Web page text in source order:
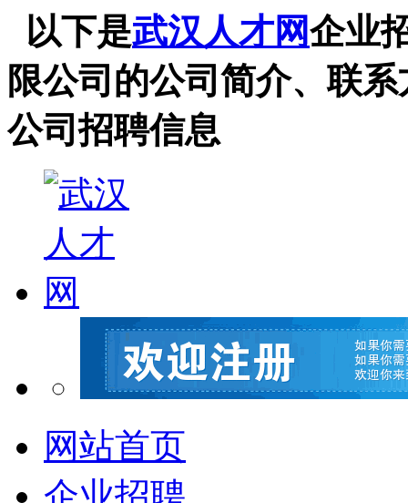
以下是武汉人才网企业
限公司的公司简介、联
公司招聘信息
网站首页